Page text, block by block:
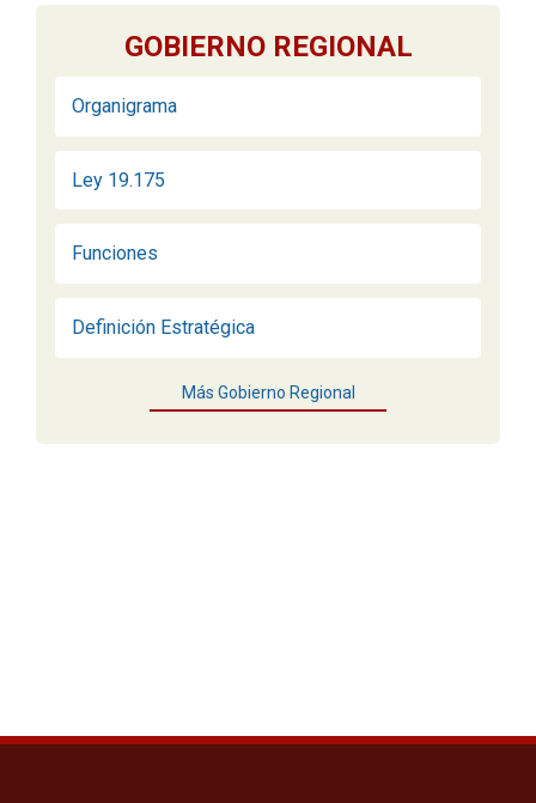
GOBIERNO REGIONAL
Organigrama
Ley 19.175
Funciones
Definición Estratégica
Más Gobierno Regional